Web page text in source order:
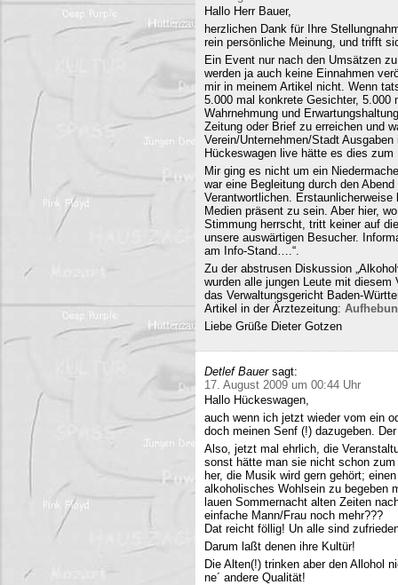
Hallo Herr Bauer,
herzlichen Dank für Ihre
rein persönliche Meinung, und trifft
Ein Event nur nach den Umsätzen
werden ja auch keine Einnahmen
mir in meinem Artikel nicht. Wenn
5.000 mal konkrete Gesichter, 5.000
Wahrnehmung und
Zeitung oder Brief zu erreichen und
Verein/Unternehmen/Stadt
Hückeswagen live hätte es dies zum
Mir ging es nicht um ein
war eine Begleitung durch den
Verantwortlichen.
Medien präsent zu sein. Aber hier,
Stimmung herrscht, tritt keiner auf
unsere auswärtigen Besucher.
am Info-Stand….“.
Zu der abstrusen Diskussion
wurden alle jungen Leute mit
das Verwaltungsgericht Baden-
Artikel in der Ärztezeitung:
Liebe Grüße Dieter Gotzen
Detlef Bauer sagt:
17. August 2009 um 00:44 Uhr
Hallo Hückeswagen,
auch wenn ich jetzt wieder vom ein
doch meinen Senf (!) dazugeben.
Also, jetzt mal ehrlich, die
sonst hätte man sie nicht schon
her, die Musik wird gern gehört;
alkoholisches Wohlsein zu begeben
lauen Sommernacht alten Zeiten
einfache Mann/Frau noch mehr???
Dat reicht föllig! Un alle sind
Darum laßt denen ihre Kultür!
Die Alten(!) trinken aber den Allohol
ne´ andere Qualität!